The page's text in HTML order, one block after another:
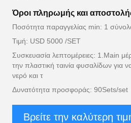
Όροι πληρωμής και
Ποσότητα παραγγελίας min: 1
Τιμή: USD 5000 /SET
Συσκευασία λεπτομέρειες: 1.Main
την πλαστική ταινία φυσαλίδων για
νερό και τ
Δυνατότητα προσφοράς: 90Sets/set
Βρείτε την καλύτερη